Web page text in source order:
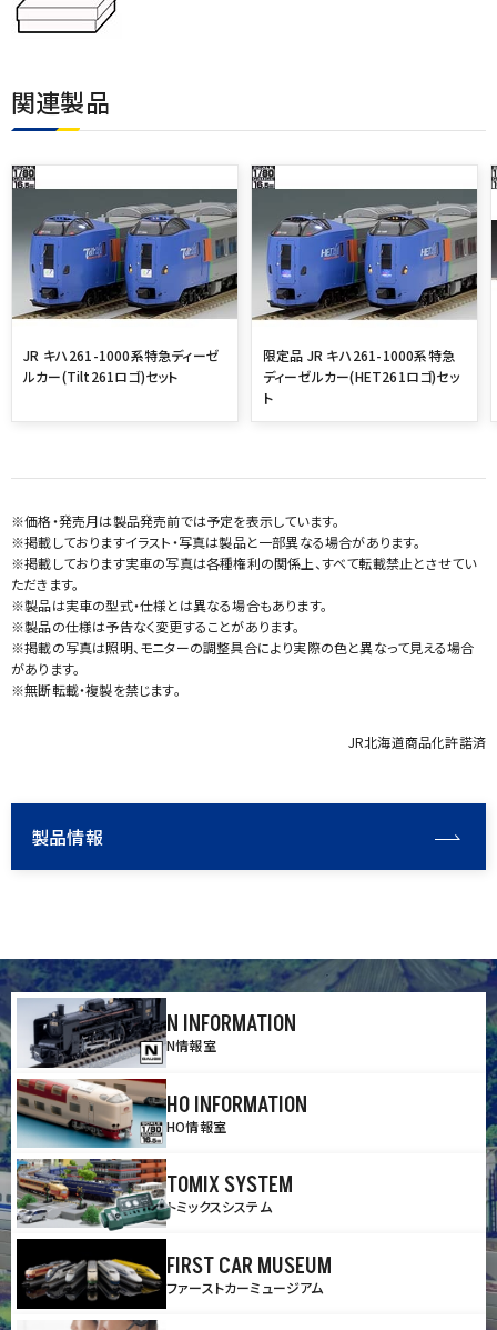
関連製品
JR キハ261-1000系特急ディーゼ
ルカー(Tilt261ロゴ)セット
限定品 JR キハ261-1000系特急
ディーゼルカー(HET261ロゴ)セッ
ト
※価格・発売月は製品発売前では予定を表示しています。
※掲載しておりますイラスト・写真は製品と一部異なる場合があります。
※掲載しております実車の写真は各種権利の関係上、すべて転載禁止とさせてい
ただきます。
※製品は実車の型式・仕様とは異なる場合もあります。
※製品の仕様は予告なく変更することがあります。
※掲載の写真は照明、モニターの調整具合により実際の色と異なって見える場合
があります。
※無断転載・複製を禁じます。
JR北海道商品化許諾済
製品情報
N INFORMATION
N情報室
HO INFORMATION
HO情報室
TOMIX SYSTEM
トミックスシステム
FIRST CAR MUSEUM
ファーストカーミュージアム